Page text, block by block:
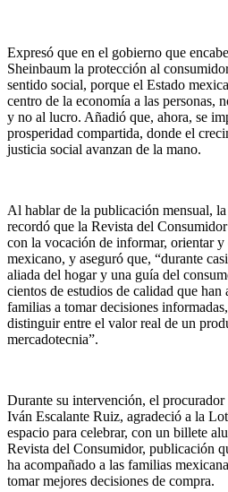
Expresó que en el gobierno que
Sheinbaum la protección al
sentido social, porque el Estado
centro de la economía a las personas,
y no al lucro. Añadió que, ahora, se
prosperidad compartida, donde el
justicia social avanzan de la mano.
Al hablar de la publicación mensual,
recordó que la Revista del
con la vocación de informar, orientar
mexicano, y aseguró que, “durante
aliada del hogar y una guía del
cientos de estudios de calidad que
familias a tomar decisiones
distinguir entre el valor real de un
mercadotecnia”.
Durante su intervención, el
Iván Escalante Ruiz, agradeció a la
espacio para celebrar, con un billete
Revista del Consumidor, publicación
ha acompañado a las familias
tomar mejores decisiones de compra.